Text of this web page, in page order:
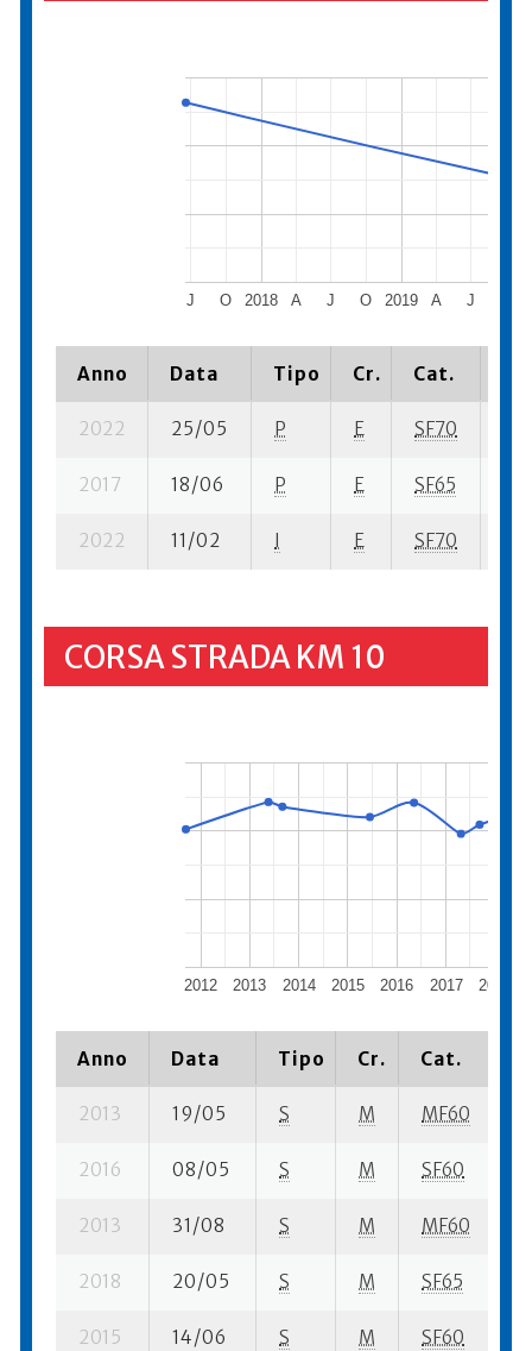
2018 2019
J O A J O A J
Anno Data Tipo Cr. Cat.
2022 25/05 P E SF70
2017 18/06 P E SF65
2022 11/02 I E SF70
CORSA STRADA KM 10
2012 2013 2014 2015 2016 2017 2018
Anno Data Tipo Cr. Cat.
2013 19/05 S M MF60
2016 08/05 S M SF60
2013 31/08 S M MF60
2018 20/05 S M SF65
2015 14/06 S M SF60